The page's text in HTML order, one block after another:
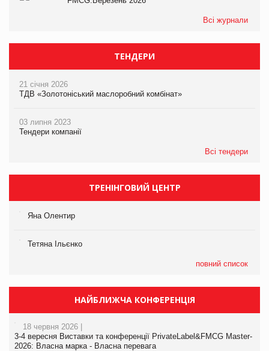
Всі журнали
ТЕНДЕРИ
21 січня 2026
ТДВ «Золотоніський маслоробний комбінат»
03 липня 2023
Тендери компанії
Всі тендери
ТРЕНІНГОВИЙ ЦЕНТР
Яна Олентир
Тетяна Ільєнко
повний список
НАЙБЛИЖЧА КОНФЕРЕНЦІЯ
18 червня 2026 |
3-4 вересня Виставки та конференції PrivateLabel&FMCG Master-
2026: Власна марка - Власна перевага